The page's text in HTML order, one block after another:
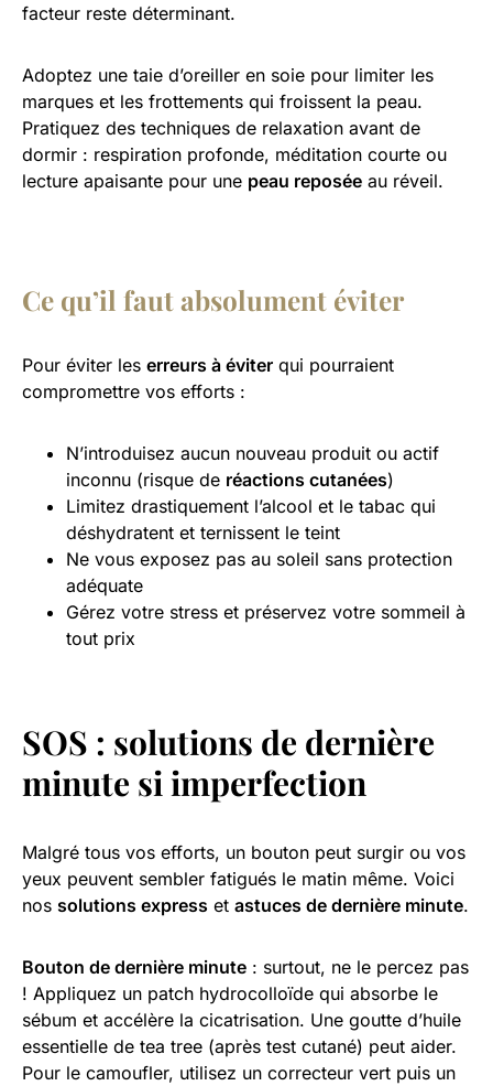
facteur reste déterminant.
Adoptez une taie d’oreiller en soie pour limiter les
marques et les frottements qui froissent la peau.
Pratiquez des techniques de relaxation avant de
dormir : respiration profonde, méditation courte ou
lecture apaisante pour une peau reposée au réveil.
Ce qu’il faut absolument éviter
Pour éviter les erreurs à éviter qui pourraient
compromettre vos efforts :
N’introduisez aucun nouveau produit ou actif
inconnu (risque de réactions cutanées)
Limitez drastiquement l’alcool et le tabac qui
déshydratent et ternissent le teint
Ne vous exposez pas au soleil sans protection
adéquate
Gérez votre stress et préservez votre sommeil à
tout prix
SOS : solutions de dernière
minute si imperfection
Malgré tous vos efforts, un bouton peut surgir ou vos
yeux peuvent sembler fatigués le matin même. Voici
nos solutions express et astuces de dernière minute.
Bouton de dernière minute : surtout, ne le percez pas
! Appliquez un patch hydrocolloïde qui absorbe le
sébum et accélère la cicatrisation. Une goutte d’huile
essentielle de tea tree (après test cutané) peut aider.
Pour le camoufler, utilisez un correcteur vert puis un